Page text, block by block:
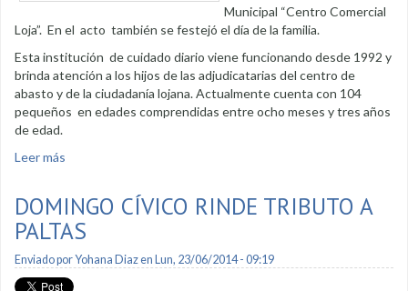
Municipal “Centro Comercial
Loja”. En el acto también se festejó el día de la familia.
Esta institución de cuidado diario viene funcionando desde 1992 y
brinda atención a los hijos de las adjudicatarias del centro de
abasto y de la ciudadanía lojana. Actualmente cuenta con 104
pequeños en edades comprendidas entre ocho meses y tres años
de edad.
Leer más
DOMINGO CÍVICO RINDE TRIBUTO A
PALTAS
Enviado porYohana Diazen Lun, 23/06/2014 - 09:19